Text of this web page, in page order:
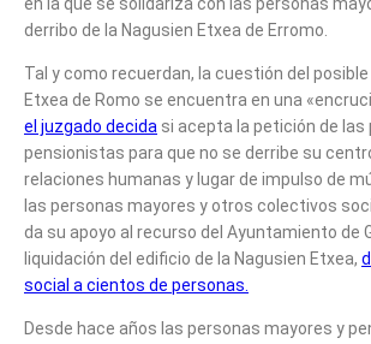
en la que se solidariza con las personas
derribo de la Nagusien Etxea de Erromo.
Tal y como recuerdan, la cuestión del
Etxea de Romo se encuentra en una
el juzgado decida si acepta la petición de
pensionistas para que no se derribe su
relaciones humanas y lugar de impulso de
las personas mayores y otros colectivos
da su apoyo al recurso del Ayuntamiento de
liquidación del edificio de la Nagusien Etxea,
social a cientos de personas.
Desde hace años las personas mayores y